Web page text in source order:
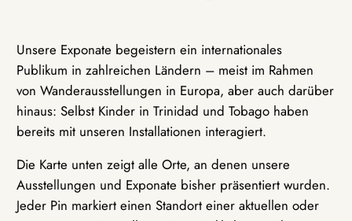
Unsere Exponate begeistern ein internationales
Publikum in zahlreichen Ländern – meist im Rahmen
von Wanderausstellungen in Europa, aber auch darüber
hinaus: Selbst Kinder in Trinidad und Tobago haben
bereits mit unseren Installationen interagiert.
Die Karte unten zeigt alle Orte, an denen unsere
Ausstellungen und Exponate bisher präsentiert wurden.
Jeder Pin markiert einen Standort einer aktuellen oder